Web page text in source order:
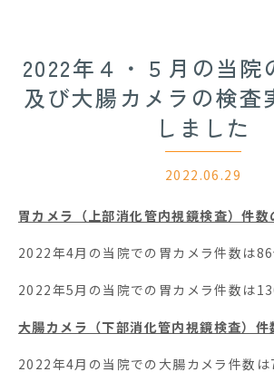
2022年４・５月の当院
及び大腸カメラの検査
しました
2022.06.29
胃カメラ（上部消化管内視鏡検査）件数
2022年4月の当院での胃カメラ件数は86
2022年5月の当院での胃カメラ件数は
大腸カメラ（下部消化管内視鏡検査）件
2022年4月の当院での大腸カメラ件数は